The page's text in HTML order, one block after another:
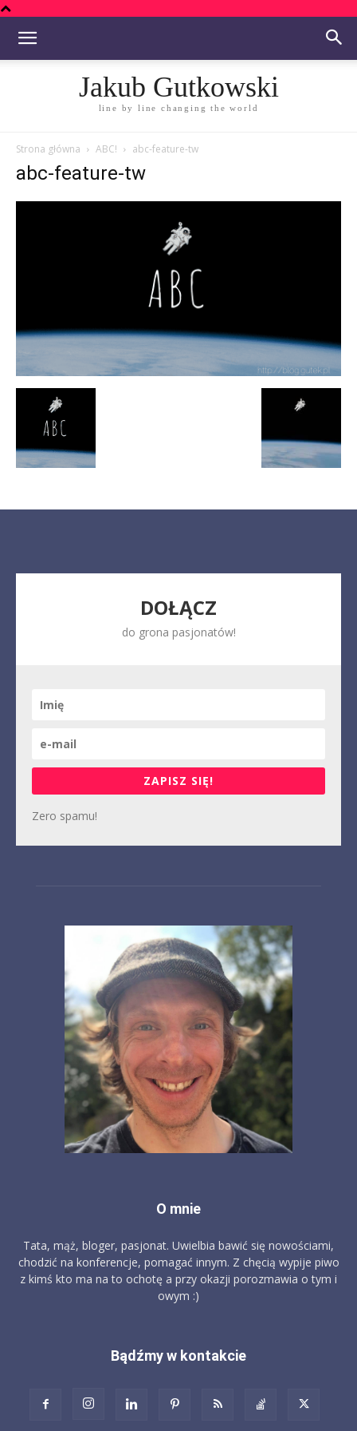
Jakub Gutkowski
line by line changing the world
Strona główna ABC! abc-feature-tw
abc-feature-tw
DOŁĄCZ
do grona pasjonatów!
ZAPISZ SIĘ!
Zero spamu!
O mnie
Tata, mąż, bloger, pasjonat. Uwielbia bawić się nowościami,
chodzić na konferencje, pomagać innym. Z chęcią wypije piwo
z kimś kto ma na to ochotę a przy okazji porozmawia o tym i
owym :)
Bądźmy w kontakcie